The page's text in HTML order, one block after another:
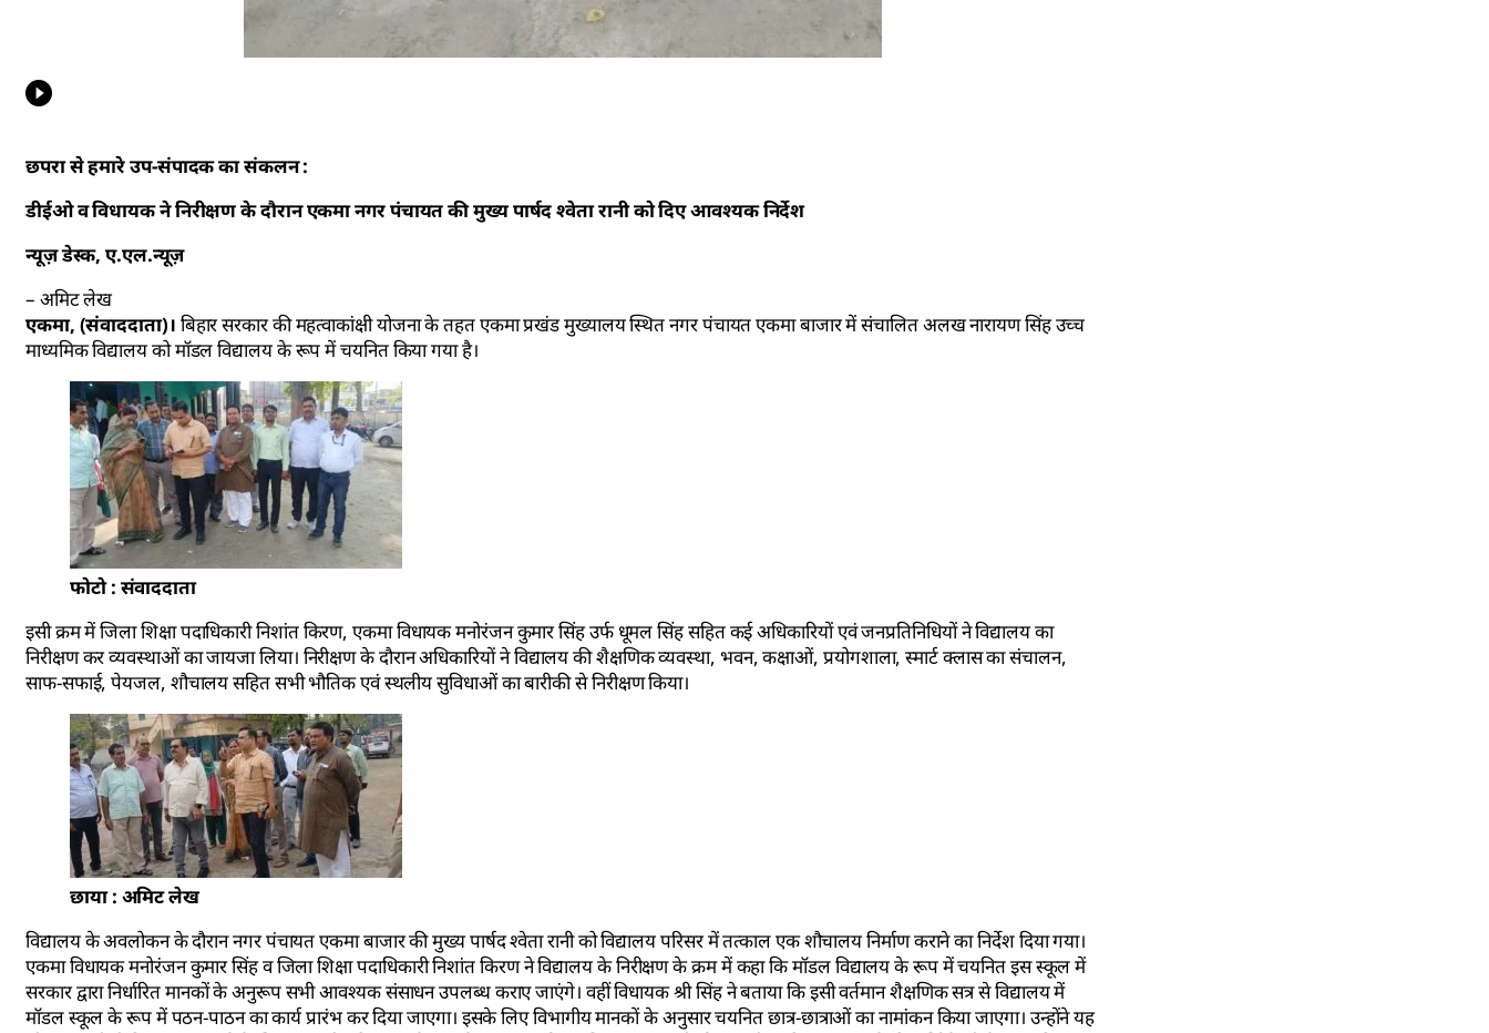
छपरा से हमारे उप-संपादक का संकलन :
डीईओ व विधायक ने निरीक्षण के दौरान एकमा नगर पंचायत की मुख्य पार्षद श्वेता रानी को दिए आवश्यक निर्देश
न्यूज़ डेस्क, ए.एल.न्यूज़
– अमिट लेख
एकमा, (संवाददाता)। बिहार सरकार की महत्वाकांक्षी योजना के तहत एकमा प्रखंड मुख्यालय स्थित नगर पंचायत एकमा बाजार में संचालित अलख नारायण सिंह उच्च
माध्यमिक विद्यालय को मॉडल विद्यालय के रूप में चयनित किया गया है।
फोटो : संवाददाता
इसी क्रम में जिला शिक्षा पदाधिकारी निशांत किरण, एकमा विधायक मनोरंजन कुमार सिंह उर्फ धूमल सिंह सहित कई अधिकारियों एवं जनप्रतिनिधियों ने विद्यालय का
निरीक्षण कर व्यवस्थाओं का जायजा लिया। निरीक्षण के दौरान अधिकारियों ने विद्यालय की शैक्षणिक व्यवस्था, भवन, कक्षाओं, प्रयोगशाला, स्मार्ट क्लास का संचालन,
साफ-सफाई, पेयजल, शौचालय सहित सभी भौतिक एवं स्थलीय सुविधाओं का बारीकी से निरीक्षण किया।
छाया : अमिट लेख
विद्यालय के अवलोकन के दौरान नगर पंचायत एकमा बाजार की मुख्य पार्षद श्वेता रानी को विद्यालय परिसर में तत्काल एक शौचालय निर्माण कराने का निर्देश दिया गया।
एकमा विधायक मनोरंजन कुमार सिंह व जिला शिक्षा पदाधिकारी निशांत किरण ने विद्यालय के निरीक्षण के क्रम में कहा कि मॉडल विद्यालय के रूप में चयनित इस स्कूल में
सरकार द्वारा निर्धारित मानकों के अनुरूप सभी आवश्यक संसाधन उपलब्ध कराए जाएंगे। वहीं विधायक श्री सिंह ने बताया कि इसी वर्तमान शैक्षणिक सत्र से विद्यालय में
मॉडल स्कूल के रूप में पठन-पाठन का कार्य प्रारंभ कर दिया जाएगा। इसके लिए विभागीय मानकों के अनुसार चयनित छात्र-छात्राओं का नामांकन किया जाएगा। उन्होंने यह